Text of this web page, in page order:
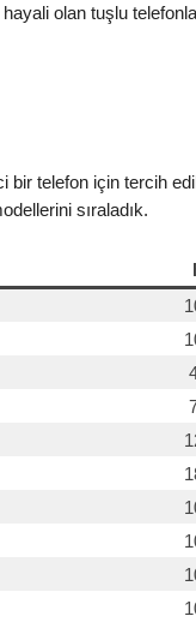
olan tuşlu
telefon için tercih
sıraladık.